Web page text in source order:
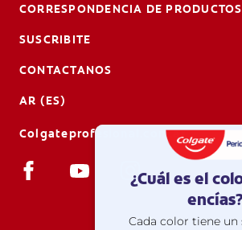
CORRESPONDENCIA DE PRODUCTOS
SUSCRIBITE
CONTACTANOS
AR (ES)
Colgateprofesional.com.ar